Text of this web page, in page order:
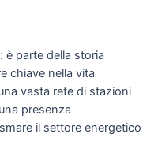
è parte della storia
chiave nella vita
vasta rete di stazioni
presenza
il settore energetico